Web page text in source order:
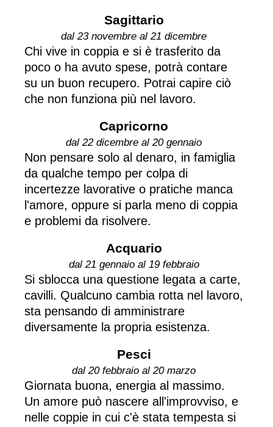
Sagittario
dal 23 novembre al 21 dicembre
Chi vive in coppia e si è trasferito da
poco o ha avuto spese, potrà contare
su un buon recupero. Potrai capire ciò
che non funziona più nel lavoro.
Capricorno
dal 22 dicembre al 20 gennaio
Non pensare solo al denaro, in famiglia
da qualche tempo per colpa di
incertezze lavorative o pratiche manca
l'amore, oppure si parla meno di coppia
e problemi da risolvere.
Acquario
dal 21 gennaio al 19 febbraio
Si sblocca una questione legata a carte,
cavilli. Qualcuno cambia rotta nel lavoro,
sta pensando di amministrare
diversamente la propria esistenza.
Pesci
dal 20 febbraio al 20 marzo
Giornata buona, energia al massimo.
Un amore può nascere all'improvviso, e
nelle coppie in cui c'è stata tempesta si